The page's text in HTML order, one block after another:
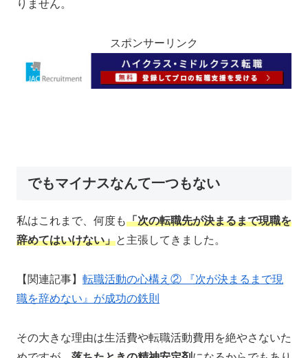
りません。
スポンサーリンク
でもマイナスなんて一つもない
私はこれまで、何度も「次の転職先が決まるまで現職を
辞めてはいけない」と主張してきました。
【関連記事】 転職活動の心構え② 『次が決まるまで現
職を辞めない』が成功の鉄則
その大きな理由は生活費や転職活動費用を絶やさないた